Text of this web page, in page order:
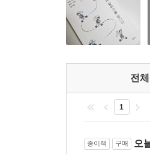
“틀 깨기는 마음먹
용기를 낼 수 있다
_본문 중에서
저자는 달리기가
결과를 만들어 냈을
있는 것이 분명하
전
1
종이책 구매 오